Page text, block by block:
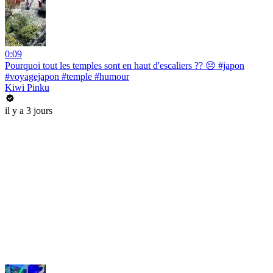
0:09
Pourquoi tout les temples sont en haut d'escaliers ?? 😔 #japon
#voyagejapon #temple #humour
Kiwi Pinku
il y a 3 jours